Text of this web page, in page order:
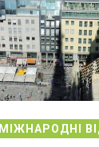
МІЖНАРОДНІ